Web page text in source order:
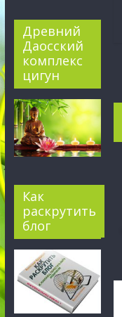
Древний
Даосский
комплекс
цигун
Как
раскрутить
блог